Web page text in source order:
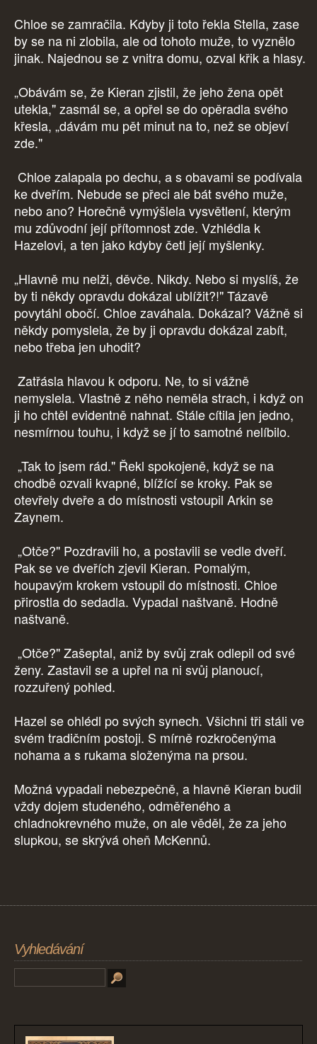
Chloe se zamračila. Kdyby ji toto řekla Stella, zase
by se na ni zlobila, ale od tohoto muže, to vyznělo
jinak. Najednou se z vnitra domu, ozval křik a hlasy.
„Obávám se, že Kieran zjistil, že jeho žena opět
utekla," zasmál se, a opřel se do opěradla svého
křesla, „dávám mu pět minut na to, než se objeví
zde."
Chloe zalapala po dechu, a s obavami se podívala
ke dveřím. Nebude se přeci ale bát svého muže,
nebo ano? Horečně vymýšlela vysvětlení, kterým
mu zdůvodní její přítomnost zde. Vzhlédla k
Hazelovi, a ten jako kdyby četl její myšlenky.
„Hlavně mu nelži, děvče. Nikdy. Nebo si myslíš, že
by ti někdy opravdu dokázal ublížit?!" Tázavě
povytáhl obočí. Chloe zaváhala. Dokázal? Vážně si
někdy pomyslela, že by ji opravdu dokázal zabít,
nebo třeba jen uhodit?
Zatřásla hlavou k odporu. Ne, to si vážně
nemyslela. Vlastně z něho neměla strach, i když on
ji ho chtěl evidentně nahnat. Stále cítila jen jedno,
nesmírnou touhu, i když se jí to samotné nelíbilo.
„Tak to jsem rád." Řekl spokojeně, když se na
chodbě ozvali kvapné, blížící se kroky. Pak se
otevřely dveře a do místnosti vstoupil Arkin se
Zaynem.
„Otče?" Pozdravili ho, a postavili se vedle dveří.
Pak se ve dveřích zjevil Kieran. Pomalým,
houpavým krokem vstoupil do místnosti. Chloe
přirostla do sedadla. Vypadal naštvaně. Hodně
naštvaně.
„Otče?" Zašeptal, aniž by svůj zrak odlepil od své
ženy. Zastavil se a upřel na ni svůj planoucí,
rozzuřený pohled.
Hazel se ohlédl po svých synech. Všichni tři stáli ve
svém tradičním postoji. S mírně rozkročenýma
nohama a s rukama složenýma na prsou.
Možná vypadali nebezpečně, a hlavně Kieran budil
vždy dojem studeného, odměřeného a
chladnokrevného muže, on ale věděl, že za jeho
slupkou, se skrývá oheň McKennů.
Vyhledávání